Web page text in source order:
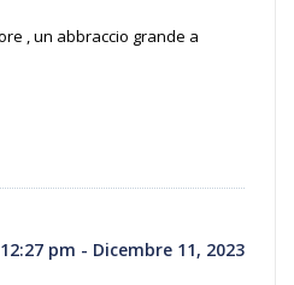
, un abbraccio grande a
pm - Dicembre 11, 2023